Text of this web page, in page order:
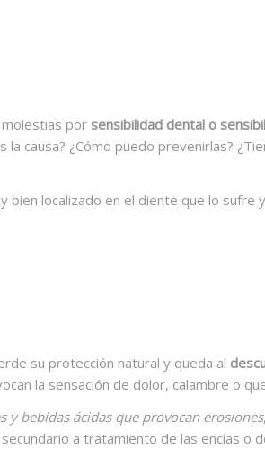
por sensibilidad dental o
causa? ¿Cómo puedo prevenirlas?
bien localizado en el diente que lo sufre
su protección natural y queda al
la sensación de dolor, calambre o
y bebidas ácidas que provocan erosiones,
a tratamiento de las encías o